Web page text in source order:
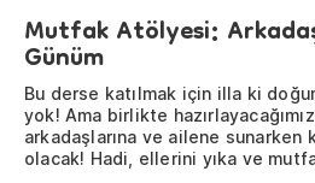
Mutfak Atölyesi:
Günüm
Bu derse katılmak için illa ki
yok! Ama birlikte
arkadaşlarına ve ailene sunarken
olacak! Hadi, ellerini yıka ve